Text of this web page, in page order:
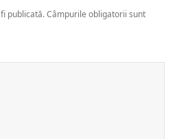
publicată. Câmpurile obligatorii sunt